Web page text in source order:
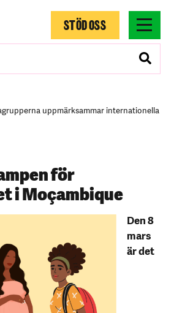
STÖD OSS
uppmärksammar internationella
för
i Moçambique
Den 8
mars
är det